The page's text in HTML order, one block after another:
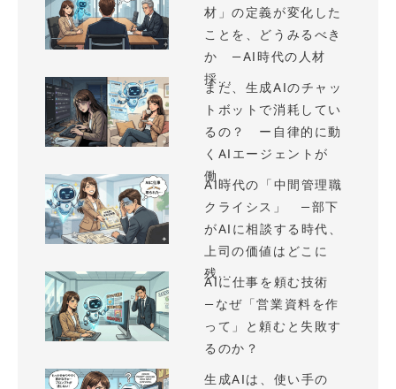
材」の定義が変化した
ことを、どうみるべき
か —AI時代の人材
採...
まだ、生成AIのチャッ
トボットで消耗してい
るの？ ー自律的に動
くAIエージェントが
働...
AI時代の「中間管理職
クライシス」 —部下
がAIに相談する時代、
上司の価値はどこに
残...
AIに仕事を頼む技術
—なぜ「営業資料を作
って」と頼むと失敗す
るのか？
生成AIは、使い手の